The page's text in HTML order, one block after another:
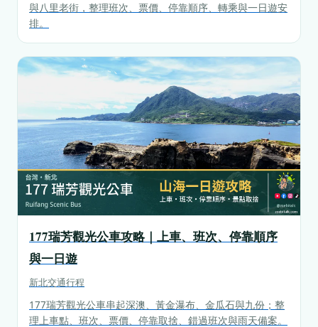
與八里老街，整理班次、票價、停靠順序、轉乘與一日遊安
排。
177瑞芳觀光公車攻略｜上車、班次、停靠順序
與一日遊
新北交通行程
177瑞芳觀光公車串起深澳、黃金瀑布、金瓜石與九份；整
理上車點、班次、票價、停靠取捨、錯過班次與雨天備案。